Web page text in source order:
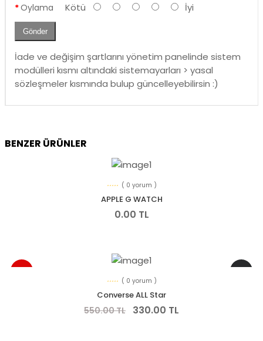
Oylama Kötü İyi
Gönder
İade ve değişim şartlarını yönetim panelinde sistem
modülleri kısmı altındaki sistemayarları > yasal
sözleşmeler kısmında bulup güncelleyebilirsin :)
BENZER ÜRÜNLER
( 0 yorum )
APPLE G WATCH
0.00 TL
-% 40
( 0 yorum )
Converse ALL Star
550.00 TL 330.00 TL